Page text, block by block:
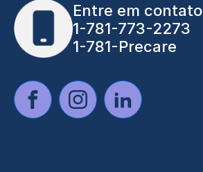
Entre em contato
1-781-773-2273
1-781-Precare